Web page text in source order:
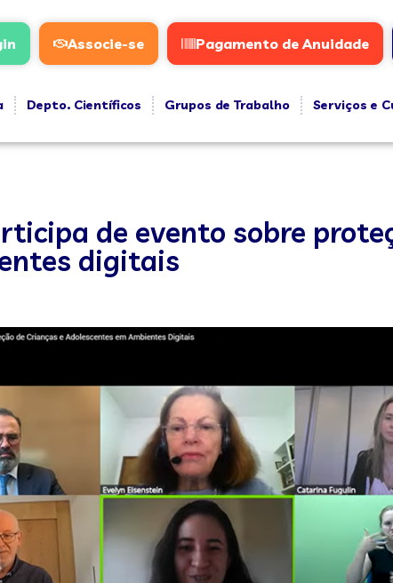
Associe-se Pagamento de Anuidade
Depto. Científicos Grupos de Trabalho Serviços e
de evento sobre
digitais